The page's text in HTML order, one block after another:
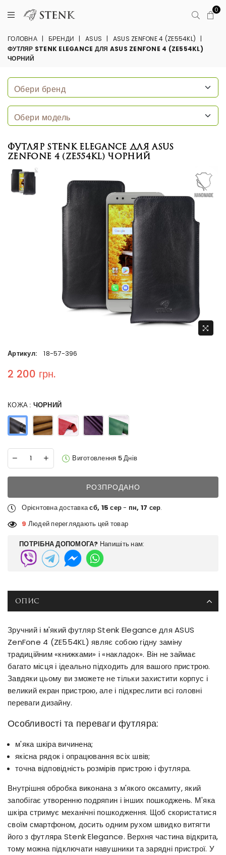
0
ГОЛОВНА | БРЕНДИ | ASUS | ASUS ZENFONE 4 (ZE554KL)
|
ФУТЛЯР STENK ELEGANCE ДЛЯ ASUS ZENFONE 4 (ZE554KL)
ЧОРНИЙ
Футляр Stenk Elegance для ASUS
ZenFone 4 (ZE554KL) Чорний
Артикул: 18-57-396
Regular price
2 200 грн.
КОЖА : ЧОРНИЙ
Виготовлення 5 Днів
РОЗПРОДАНО
Орієнтовна доставкасб, 15 сер- пн, 17 сер.
9 Людей переглядають цей товар
ПОТРІБНА ДОПОМОГА? Напишіть нам:
ОПИС
Зручний і м'який футляр Stenk Elegance для ASUS
ZenFone 4 (ZE554KL) являє собою гідну заміну
традиційним «книжками» і «накладок». Він не займає
багато місця і ідеально підходить для вашого пристрою.
Завдяки цьому ви зможете не тільки захистити корпус і
великий екран пристрою, але і підкреслити всі головні
переваги дизайну.
Особливості та переваги футляра:
м'яка шкіра вичинена;
якісна рядок і опрацювання всіх швів;
точна відповідність розмірів пристрою і футляра.
Внутрішня обробка виконана з м'якого оксамиту, який
запобігає утворенню подряпин і інших пошкоджень. М'яка
шкіра стримує механічні пошкодження. Щоб скористатися
своїм смартфоном, досить одним рухом швидко витягти
його з футляра Stenk Elegance. Верхня частина відкрита,
тому можна підключати навушники та зарядні пристрої. У